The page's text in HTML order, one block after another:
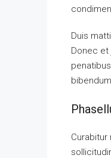
Duis
Donec et
Curabitur